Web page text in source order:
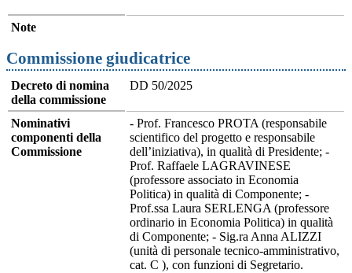
Note
Commissione giudicatrice
Decreto di nomina
della commissione
DD 50/2025
Nominativi
componenti della
Commissione
- Prof. Francesco PROTA (responsabile
scientifico del progetto e responsabile
dell’iniziativa), in qualità di Presidente; -
Prof. Raffaele LAGRAVINESE
(professore associato in Economia
Politica) in qualità di Componente; -
Prof.ssa Laura SERLENGA (professore
ordinario in Economia Politica) in qualità
di Componente; - Sig.ra Anna ALIZZI
(unità di personale tecnico-amministrativo,
cat. C ), con funzioni di Segretario.